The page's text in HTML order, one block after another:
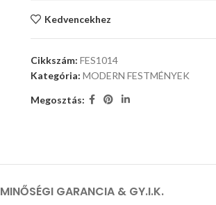
Kedvencekhez
Cikkszám: FES1014
Kategória: MODERN FESTMÉNYEK
Megosztás:
MINŐSÉGI GARANCIA & GY.I.K.